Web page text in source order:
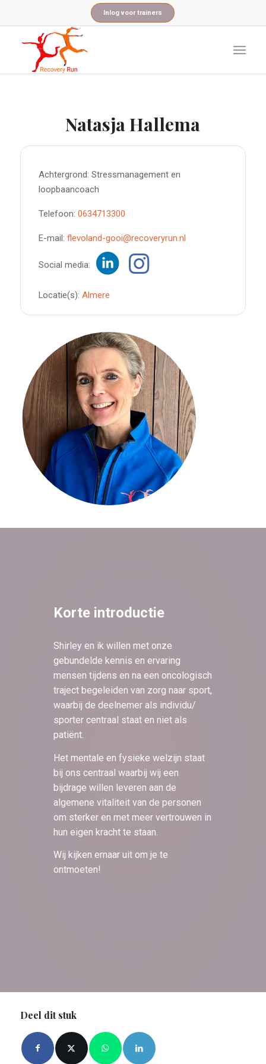
Inlog voor trainers
Natasja Hallema
Achtergrond: Stressmanagement en
loopbaancoach
Telefoon: 0634713300
E-mail: flevoland-gooi@recoveryrun.nl
Social media:
Locatie(s): Almere
Korte introductie
Shirley en ik willen met onze
gebundelde kennis en ervaring
mensen tijdens en na een oncologisch
traject begeleiden van zorg naar sport,
waarbij de deelnemer als individu/
sporter centraal staat en niet als
patiënt.
Het mentale en fysieke welzijn staat
bij ons centraal waarbij wij een
bijdrage willen leveren aan de
algemene vitaliteit van de personen
om sterker en met meer vertrouwen in
hun eigen kracht te staan.
Wij kijken ernaar uit om je te
ontmoeten!
Deel dit stuk